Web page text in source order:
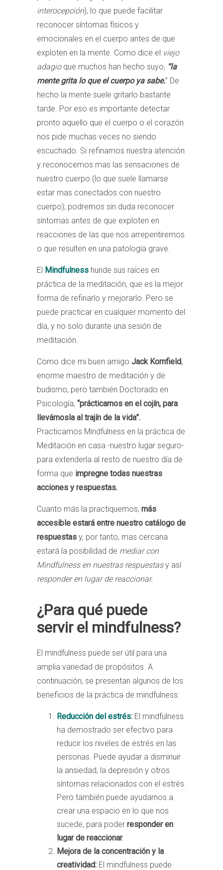
interocepción), lo que puede facilitar
reconocer síntomas físicos y
emocionales en el cuerpo antes de que
exploten en la mente. Como dice el viejo
adagioque muchos han hecho suyo, “la
mente grita lo que el cuerpo ya sabe.” De
hecho la mente suele gritarlo bastante
tarde. Por eso es importante detectar
pronto aquello que el cuerpo o el corazón
nos pide muchas veces no siendo
escuchado. Si refinamos nuestra atención
y reconocemos mas las sensaciones de
nuestro cuerpo (lo que suele llamarse
estar mas conectados con nuestro
cuerpo); podremos sin duda reconocer
síntomas antes de que exploten en
reacciones de las que nos arrepentiremos
o que resulten en una patología grave.
El Mindfulness hunde sus raíces en
práctica de la meditación, que es la mejor
forma de refinarlo y mejorarlo. Pero se
puede practicar en cualquier momento del
día, y no solo durante una sesión de
meditación.
Como dice mi buen amigo Jack Kornfield,
enorme maestro de meditación y de
budismo, pero también Doctorado en
Psicología, “prácticamos en el cojín, para
llevárnosla al trajín de la vida”.
Practicamos Mindfulness en la práctica de
Meditación en casa -nuestro lugar seguro-
para extenderla al resto de nuestro día de
forma que impregne todas nuestras
acciones y respuestas.
Cuanto más la practiquemos, más
accesible estará entre nuestro catálogo de
respuestas y, por tanto, mas cercana
estará la posibilidad de mediar con
Mindfulness en nuestras respuestasy así
responder en lugar de reaccionar.
¿Para qué puede
servir el mindfulness?
El mindfulness puede ser útil para una
amplia variedad de propósitos. A
continuación, se presentan algunos de los
beneficios de la práctica de mindfulness:
Reducción del estrés: El mindfulness
ha demostrado ser efectivo para
reducir los niveles de estrés en las
personas. Puede ayudar a disminuir
la ansiedad, la depresión y otros
síntomas relacionados con el estrés.
Pero también puede ayudarnos a
crear una espacio en lo que nos
sucede, para poder responder en
lugar de reaccionar.
Mejora de la concentración y la
creatividad: El mindfulness puede